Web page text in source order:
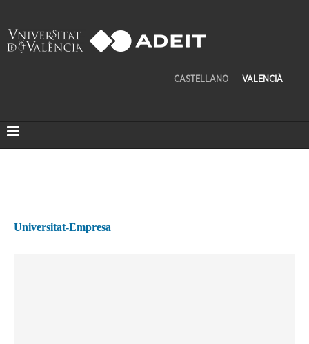
CASTELLANO VALENCIÀ
Universitat-Empresa